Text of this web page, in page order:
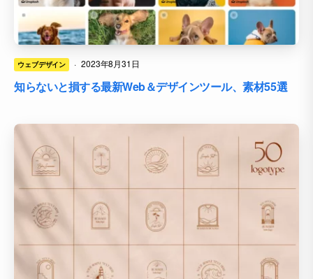
ウェブデザイン · 2023年8月31日
知らないと損する最新Web＆デザインツール、素材55選